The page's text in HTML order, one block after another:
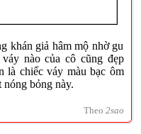
khán giả hâm mộ nhờ gu
nào của cô cũng đẹp
là chiếc váy màu bạc ôm
nóng bỏng này.
Theo 2sao